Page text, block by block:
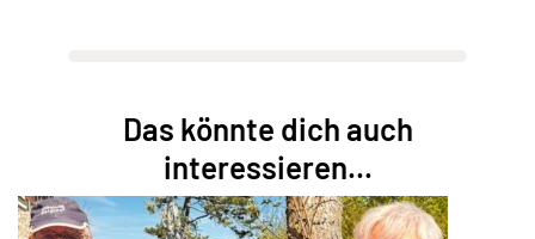
Das könnte dich auch
interessieren...